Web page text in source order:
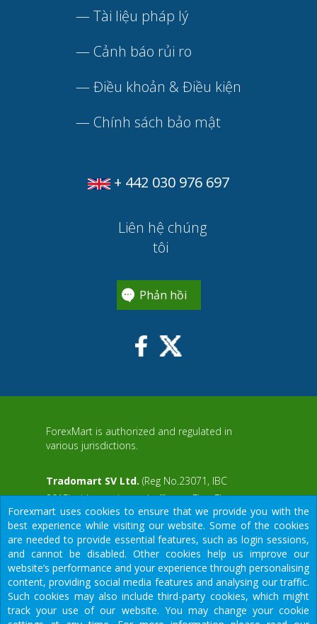
—Tài liệu pháp lý
— Cảnh báo rủi ro
—Điều khoản & Điều kiện
— Chính sách bảo mật
+ 442 030 976 697
Liên hệ chúng
tôi
Phản hồi
ForexMart is authorized and regulated in
various jurisdictions.
Tradomart SV Ltd. (Reg No.23071, IBC
2015) with a registered office at First Floor,
SVG Teachers Co-operative Credit Union
Limited Uptown Building, Corner of James
and Middle Street, Kingstown, Saint Vincent
and the Grenadines
Restricted Regions: the United States of
America, North Korea, Sudan, Syria and
some other regions.
aWS
We would like to warn you that there are many scammers in the
Forexmart uses cookies to ensure that we provide you with the
best experience while visiting our website. Some of the cookies
are needed to provide essential features, such as login sessions,
and cannot be disabled. Other cookies help us improve our
website’s performance and your experience through personalising
content, providing social media features and analysing our traffic.
Such cookies may also include third-party cookies, which might
track your use of our website. You may change your cookie